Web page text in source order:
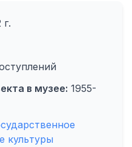
г.
в музее: 1955-
культуры